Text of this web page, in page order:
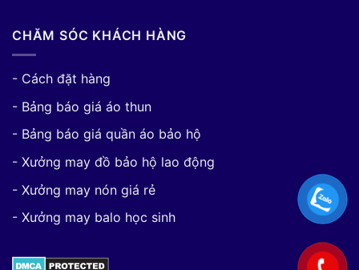
CHĂM SÓC KHÁCH HÀNG
- Cách đặt hàng
- Bảng báo giá áo thun
- Bảng báo giá quần áo bảo hộ
- Xưởng may đồ bảo hộ lao động
- Xưởng may nón giá rẻ
- Xưởng may balo học sinh